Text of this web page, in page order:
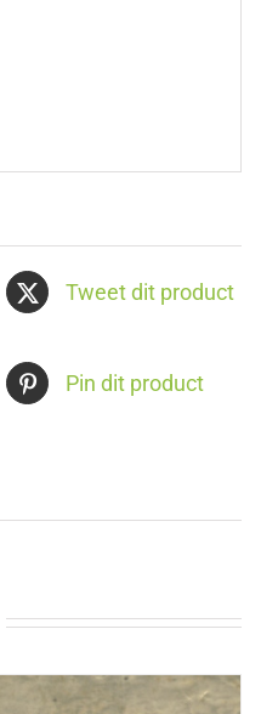
Tweet dit product
Pin dit product